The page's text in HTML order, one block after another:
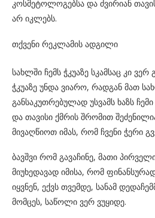
კოსმეტოლოგებსა და ძვირიან
არ იკლებს.
თქვენი რეკლამის ადგილი
სახლში ჩემს ჭკუაზე სკამსაც კი
ჭკუაზე უნდა ვიარო, რადგან მათ
განსაკუთრებულად უსვამს ხაზს
და თავისი ქმრის შრომით
მივაღწიოთ იმას, რომ ჩვენი ჭერი
ბავშვი რომ გავაჩინე, მათი
მიუხედავად იმისა, რომ
იყვნენ, ექვს თვემდე, სანამ
მომცეს, საწოლი ვერ ვუყიდე.